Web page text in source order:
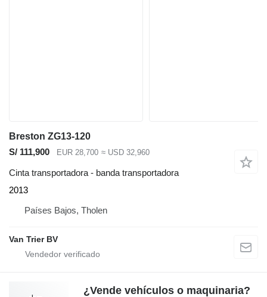
Breston ZG13-120
S/ 111,900
EUR 28,700 ≈ USD 32,960
Cinta transportadora - banda transportadora
2013
Países Bajos, Tholen
Van Trier BV
¿Vende vehículos o maquinaria?